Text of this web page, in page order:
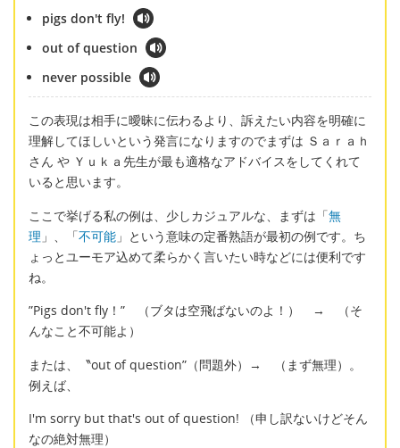
pigs don't fly!
out of question
never possible
この表現は相手に曖昧に伝わるより、訴えたい内容を明確に
理解してほしいという発言になりますのでまずは Ｓａｒａｈ
さん や Ｙｕｋａ先生が最も適格なアドバイスをしてくれて
いると思います。
ここで挙げる私の例は、少しカジュアルな、まずは「無
理 」、「不可能 」という意味の定番熟語が最初の例です。ち
ょっとユーモア込めて柔らかく言いたい時などには便利です
ね。
”Pigs don't fly！” （ブタは空飛ばないのよ！） → （そ
んなこと不可能よ）
または、〝out of question”（問題外）→ （まず無理）。
例えば、
I'm sorry but that's out of question! （申し訳ないけどそん
なの絶対無理）